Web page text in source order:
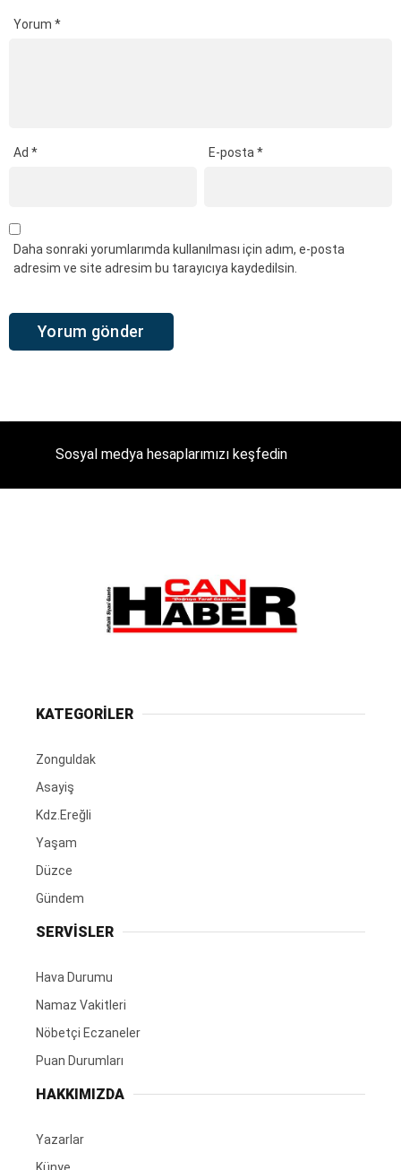
Yorum *
Ad * E-posta*
Daha sonraki yorumlarımda kullanılması için adım, e-posta
adresim ve site adresim bu tarayıcıya kaydedilsin.
Sosyal medya hesaplarımızı keşfedin
KATEGORİLER
Zonguldak
Asayiş
Kdz.Ereğli
Yaşam
Düzce
Gündem
SERVİSLER
Hava Durumu
Namaz Vakitleri
Nöbetçi Eczaneler
Puan Durumları
HAKKIMIZDA
Yazarlar
Künye